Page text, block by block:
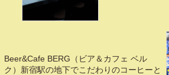
Beer&Cafe BERG（ビア＆カフェ ベル
ク）新宿駅の地下でこだわりのコーヒーと